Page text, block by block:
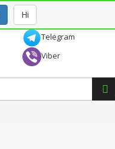
Ні
Telegram
Viber